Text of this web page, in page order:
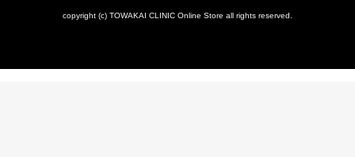
copyright (c) TOWAKAI CLINIC Online Store all rights reserved.